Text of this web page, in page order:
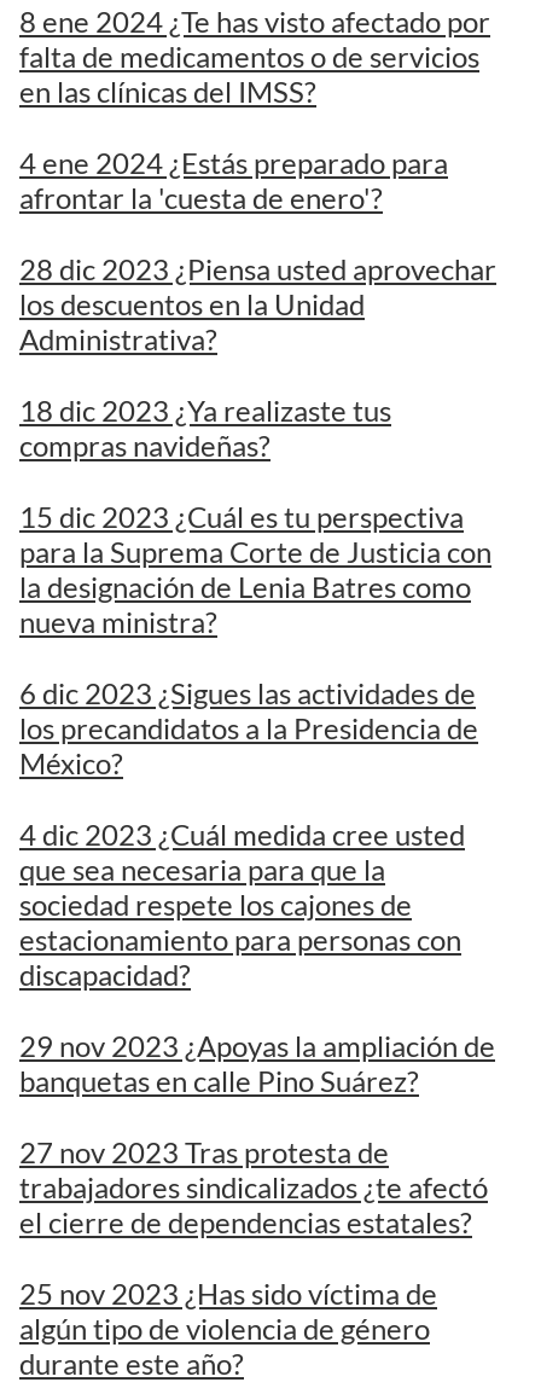
8 ene 2024 ¿Te has visto afectado por
falta de medicamentos o de servicios
en las clínicas del IMSS?
4 ene 2024 ¿Estás preparado para
afrontar la 'cuesta de enero'?
28 dic 2023 ¿Piensa usted aprovechar
los descuentos en la Unidad
Administrativa?
18 dic 2023 ¿Ya realizaste tus
compras navideñas?
15 dic 2023 ¿Cuál es tu perspectiva
para la Suprema Corte de Justicia con
la designación de Lenia Batres como
nueva ministra?
6 dic 2023 ¿Sigues las actividades de
los precandidatos a la Presidencia de
México?
4 dic 2023 ¿Cuál medida cree usted
que sea necesaria para que la
sociedad respete los cajones de
estacionamiento para personas con
discapacidad?
29 nov 2023 ¿Apoyas la ampliación de
banquetas en calle Pino Suárez?
27 nov 2023 Tras protesta de
trabajadores sindicalizados ¿te afectó
el cierre de dependencias estatales?
25 nov 2023 ¿Has sido víctima de
algún tipo de violencia de género
durante este año?